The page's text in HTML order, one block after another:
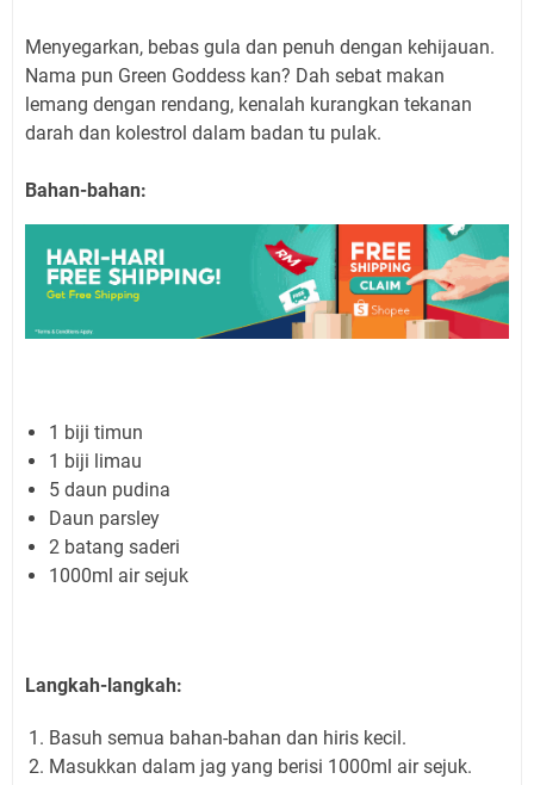
Menyegarkan, bebas gula dan penuh dengan kehijauan.
Nama pun Green Goddess kan? Dah sebat makan
lemang dengan rendang, kenalah kurangkan tekanan
darah dan kolestrol dalam badan tu pulak.
Bahan-bahan:
1 biji timun
1 biji limau
5 daun pudina
Daun parsley
2 batang saderi
1000ml air sejuk
Langkah-langkah:
Basuh semua bahan-bahan dan hiris kecil.
Masukkan dalam jag yang berisi 1000ml air sejuk.